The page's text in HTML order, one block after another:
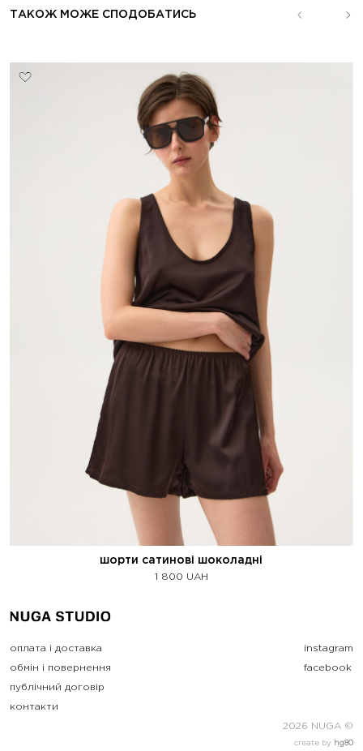
ТАКОЖ МОЖЕ СПОДОБАТИСЬ
шорти сатинові шоколадні
1 800 UAH
оплата і доставка
обмін і повернення
публічний договір
контакти
instagram
facebook
2026 NUGA ©
create by hg80